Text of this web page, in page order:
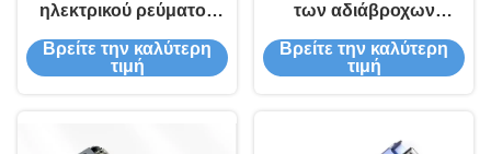
ηλεκτρικού ρεύματος
των οδηγήσεων 12V
24V 60W - οδηγός των
για το φως λουρίδων
Βρείτε την καλύτερη
τιμή
των αδιάβροχων
υπαίθριων οδηγήσεων
παροχής ηλεκτρικού
οδηγήσεων IP67
Βρείτε την καλύτερη
τιμή